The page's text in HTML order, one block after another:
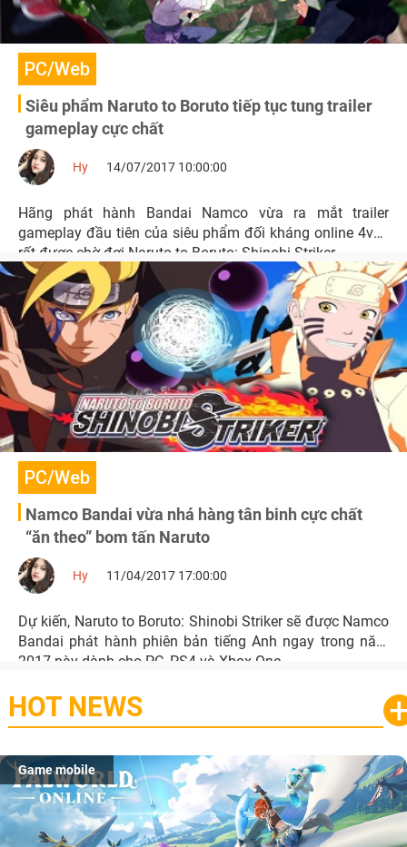
PC/Web
Siêu phẩm Naruto to Boruto tiếp tục tung trailer
gameplay cực chất
Hy 14/07/2017 10:00:00
Hãng phát hành Bandai Namco vừa ra mắt trailer
gameplay đầu tiên của siêu phẩm đối kháng online 4vs4
rất được chờ đợi Naruto to Boruto: Shinobi Striker.
PC/Web
Namco Bandai vừa nhá hàng tân binh cực chất
“ăn theo” bom tấn Naruto
Hy 11/04/2017 17:00:00
Dự kiến, Naruto to Boruto: Shinobi Striker sẽ được Namco
Bandai phát hành phiên bản tiếng Anh ngay trong năm
2017 này dành cho PC, PS4 và Xbox One.
HOT NEWS
Game mobile